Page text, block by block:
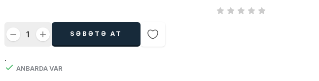
SƏBƏTƏ AT
.
ANBARDA VAR